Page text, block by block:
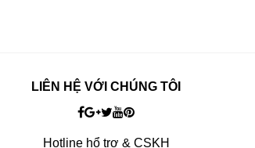
LIÊN HỆ VỚI CHÚNG TÔI
Hotline hổ trợ & CSKH